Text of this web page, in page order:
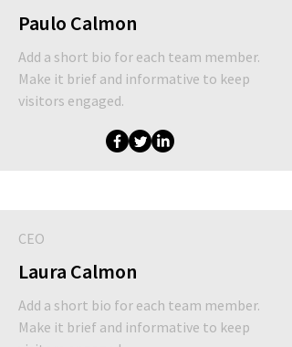
Paulo Calmon
Add a short bio for each team member.
Make it brief and informative to keep
visitors engaged.
CEO
Laura Calmon
Add a short bio for each team member.
Make it brief and informative to keep